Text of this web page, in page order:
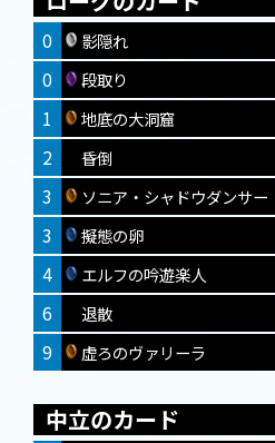
0 影隠れ
0
段取り
1
地底の大洞窟
2
昏倒
3
ソニア・シャドウダンサー
3
擬態の卵
4
エルフの吟遊楽人
6
退散
9
虚ろのヴァリーラ
中立のカード